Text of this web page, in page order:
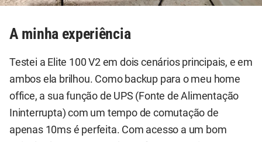
A minha experiência
Testei a Elite 100 V2 em dois cenários principais, e em
ambos ela brilhou. Como backup para o meu home
office, a sua função de UPS (Fonte de Alimentação
Ininterrupta) com um tempo de comutação de
apenas 10ms é perfeita. Com acesso a um bom